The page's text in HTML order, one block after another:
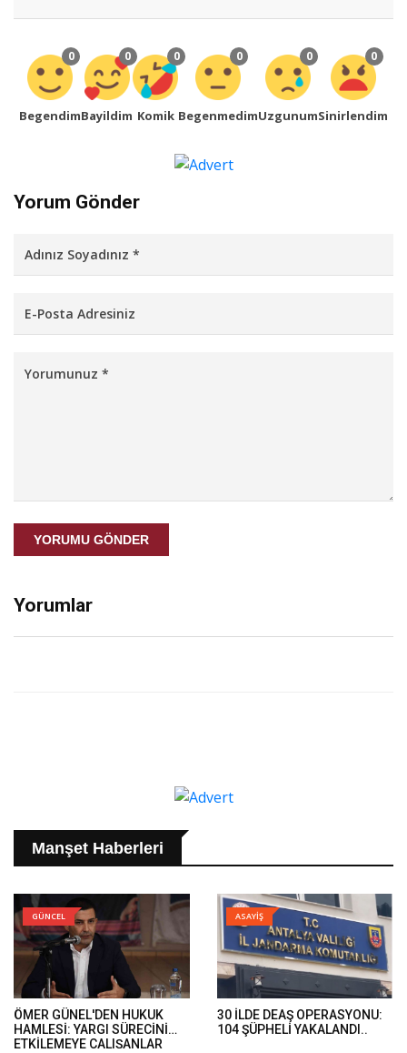
0
Begendim
0
Bayildim
0
Komik
0
Begenmedim
0
Uzgunum
0
Sinirlendim
Yorum Gönder
YORUMU GÖNDER
Yorumlar
Manşet Haberleri
GÜNCEL
ÖMER GÜNEL'DEN HUKUK
HAMLESİ: YARGI SÜRECİNİ
ETKİLEMEYE ÇALIŞANLAR
ASAYİŞ
30 İLDE DEAŞ OPERASYONU:
104 ŞÜPHELİ YAKALANDI..